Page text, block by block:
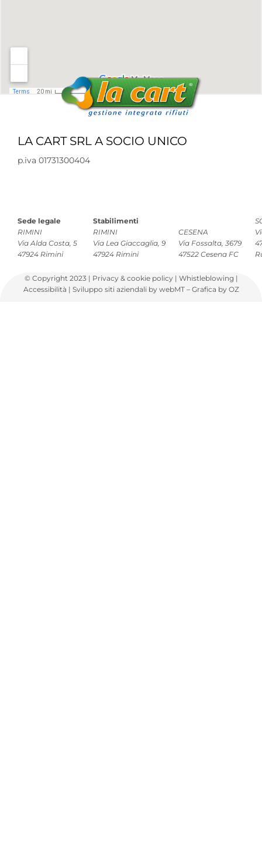
LA CART SRL A SOCIO UNICO
p.iva 01731300404
Sede legale
RIMINI
Via Alda Costa, 5
47924 Rimini
Stabilimenti
RIMINI
Via Lea Giaccaglia, 9
47924 Rimini
CESENA
Via Fossalta, 3679
47522 Cesena FC
© Copyright 2023 | Privacy & cookie policy| Whistleblowing |
Accessibilità | Sviluppo siti aziendali by webMT – Grafica by OZ